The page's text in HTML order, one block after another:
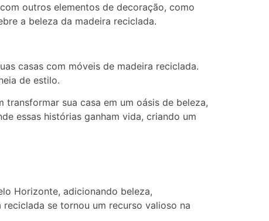
outros elementos de decoração, como
a beleza da madeira reciclada.
casas com móveis de madeira reciclada.
de estilo.
sua casa em um oásis de beleza,
essas histórias ganham vida, criando um
Horizonte, adicionando beleza,
se tornou um recurso valioso na